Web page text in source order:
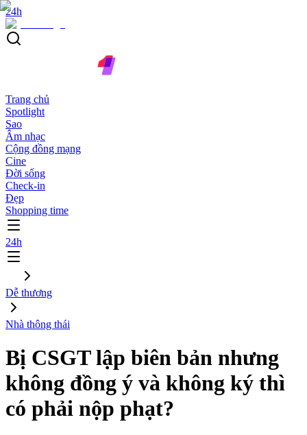
24h
Trang chủ
Spotlight
Sao
Âm nhạc
Cộng đồng mạng
Cine
Đời sống
Check-in
Đẹp
Shopping time
24h
Dễ thương
Nhà thông thái
Bị CSGT lập biên bản nhưng
không đồng ý và không ký thì
có phải nộp phạt?